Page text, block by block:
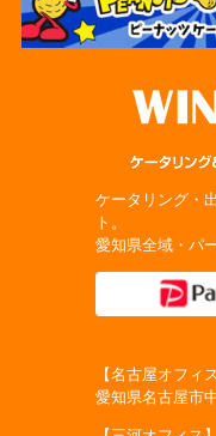
ケータリング・
ト。
愛知県全域・パ
【名古屋オフィス
愛知県名古屋市